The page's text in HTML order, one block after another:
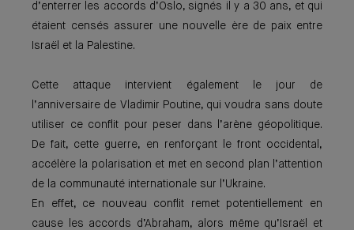
d’enterrer les accords d’Oslo, signés il y a 30 ans, et qui
étaient censés assurer une nouvelle ère de paix entre
Israël et la Palestine.
Cette attaque intervient également le jour de
l’anniversaire de Vladimir Poutine, qui voudra sans doute
utiliser ce conflit pour peser dans l’arène géopolitique.
De fait, cette guerre, en renforçant le front occidental,
accélère la polarisation et met en second plan l’attention
de la communauté internationale sur l’Ukraine.
En effet, ce nouveau conflit remet potentiellement en
cause les accords d’Abraham, alors même qu’Israël et